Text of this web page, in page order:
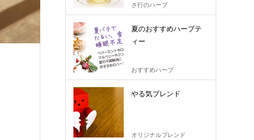
さ行のハーブ
夏のおすすめハーブテ
ィー
おすすめハーブ
やる気ブレンド
オリジナルブレンド